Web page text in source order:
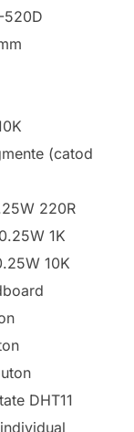
520D
(catod
220R
1K
10K
DHT11